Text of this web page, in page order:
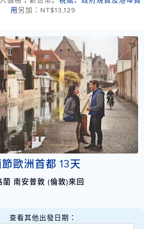
用 另加：NT$13,129
歐洲首都 13天
蘭 南安普敦 (倫敦)來回
查看其他出發日期：